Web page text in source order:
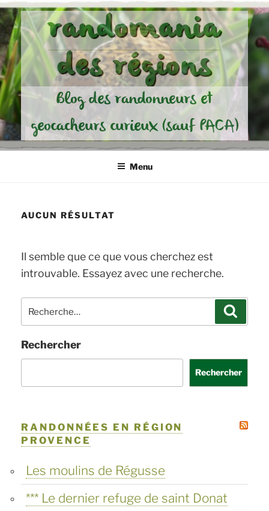
Aller
au
contenu
principal
randomania
des régions
Blog des randonneurs et
geocacheurs curieux (sauf PACA)
Menu
AUCUN RÉSULTAT
Il semble que ce que vous cherchez est
introuvable. Essayez avec une recherche.
Recherche
pour
:Rechercher
Rechercher
RANDONNÉES EN RÉGION
PROVENCE
Les moulins de Régusse
*** Le dernier refuge de saint Donat